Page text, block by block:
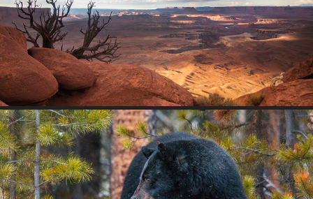
VEREINIGTE STAATEN
2017
NATUR